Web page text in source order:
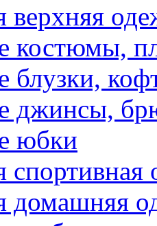
верхняя
костюмы,
блузки,
джинсы,
юбки
спортивная
домашняя